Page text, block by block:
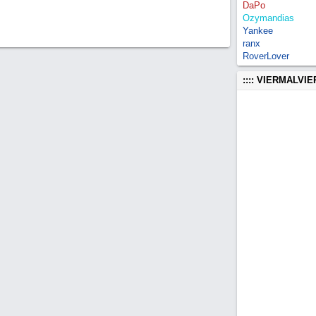
DaPo
Ozymandias
Yankee
ranx
RoverLover
::::